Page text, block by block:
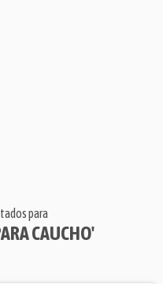
para
CAUCHO'